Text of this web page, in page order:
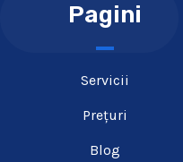
Pagini
Servicii
Prețuri
Blog